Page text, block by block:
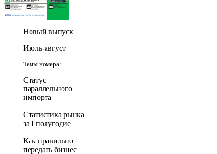
Новый выпуск
Июль-август
Темы номера:
Статус
параллельного
импорта
Статистика рынка
за I полугодие
Как правильно
передать бизнес